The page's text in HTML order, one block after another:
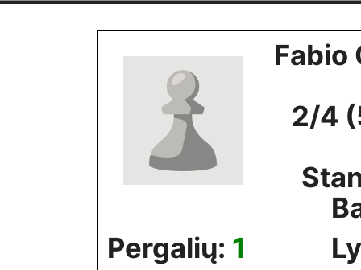
Fabio
2/4
Pergalių: 1